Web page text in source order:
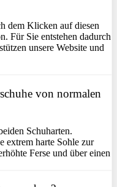
dem Klicken auf diesen
Für Sie entstehen dadurch
unsere Website und
von normalen
Schuharten.
extrem harte Sohle zur
Ferse und über einen